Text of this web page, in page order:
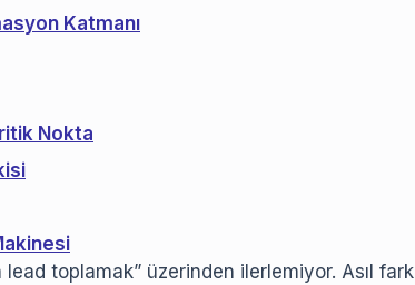
Katmanı
Nokta
toplamak” üzerinden ilerlemiyor. Asıl fark